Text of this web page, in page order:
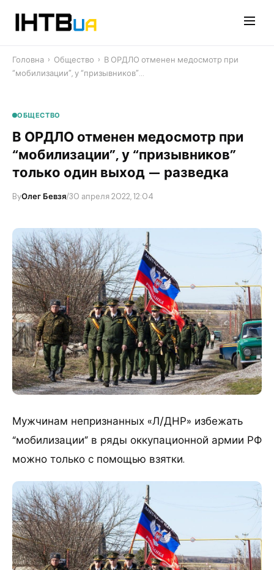
Головна › Общество › ​В ОРДЛО отменен медосмотр при
“мобилизации”, у “призывников”…
ОБЩЕСТВО
​В ОРДЛО отменен медосмотр при
“мобилизации”, у “призывников”
только один выход — разведка
ByОлег Бевзя/30 апреля 2022, 12:04
Мужчинам непризнанных «Л/ДНР» избежать
“мобилизации” в ряды оккупационной армии РФ
можно только с помощью взятки.